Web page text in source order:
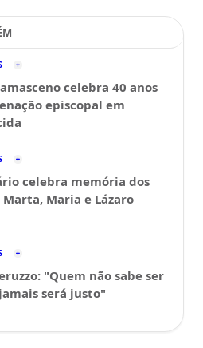
celebra 40 anos
episcopal em
celebra memória dos
Marta, Maria e Lázaro
"Quem não sabe ser
será justo"